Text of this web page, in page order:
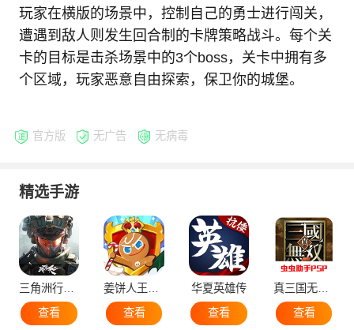
玩家在横版的场景中，控制自己的勇士进行闯关，
遭遇到敌人则发生回合制的卡牌策略战斗。每个关
卡的目标是击杀场景中的3个boss，关卡中拥有多
个区域，玩家恶意自由探索，保卫你的城堡。
官方版 无广告 无病毒
精选手游
三角洲行动手机版
查看
查看
华夏英雄传
查看
查看